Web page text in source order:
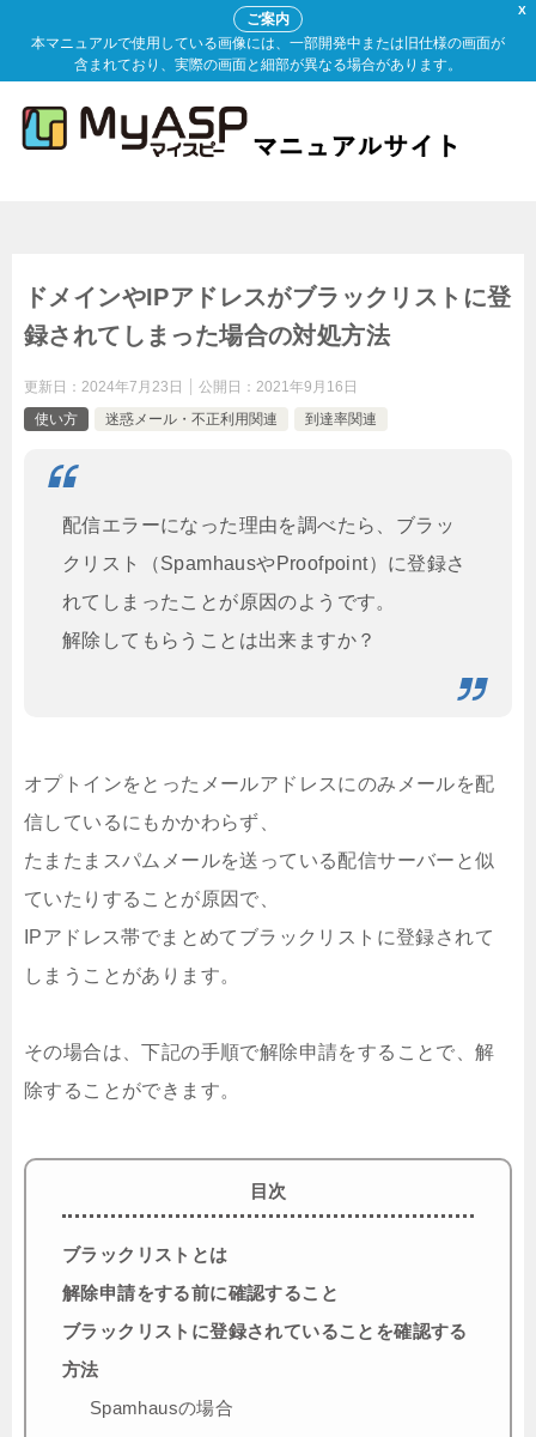
X
ご案内
本マニュアルで使用している画像には、一部開発中または旧仕様の画面が
含まれており、実際の画面と細部が異なる場合があります。
ドメインやIPアドレスがブラックリストに登
録されてしまった場合の対処方法
更新日： 2024年7月23日 公開日： 2021年9月16日
使い方
迷惑メール・不正利用関連 到達率関連
配信エラーになった理由を調べたら、ブラッ
クリスト（SpamhausやProofpoint）に登録さ
れてしまったことが原因のようです。
解除してもらうことは出来ますか？
オプトインをとったメールアドレスにのみメールを配
信しているにもかかわらず、
たまたまスパムメールを送っている配信サーバーと似
ていたりすることが原因で、
IPアドレス帯でまとめてブラックリストに登録されて
しまうことがあります。
その場合は、下記の手順で解除申請をすることで、解
除することができます。
目次
ブラックリストとは
解除申請をする前に確認すること
ブラックリストに登録されていることを確認する
方法
Spamhausの場合